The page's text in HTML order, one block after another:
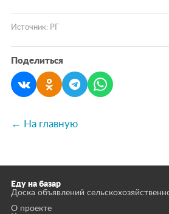
Источник: РГ
Поделиться
← На главную
Еду на базар
Доска объявлений
О проекте